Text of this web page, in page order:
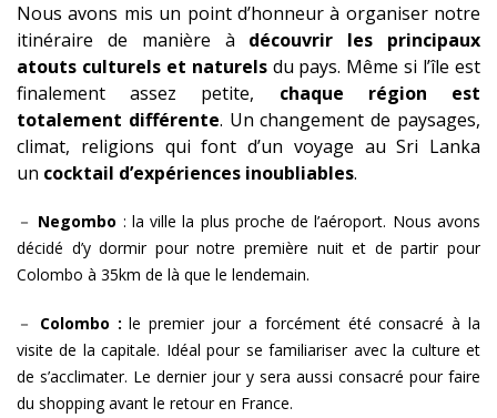
Nous avons mis un point d’honneur à organiser notre
itinéraire de manière à découvrir les principaux
atouts culturels et naturelsdu pays. Même si l’île est
finalement assez petite, chaque région est
totalement différente. Un changement de paysages,
climat, religions qui font d’un voyage au Sri Lanka
un cocktail d’expériences inoubliables.
－ Negombo : la ville la plus proche de l’aéroport. Nous avons
décidé d’y dormir pour notre première nuit et de partir pour
Colombo à 35km de là que le lendemain.
－ Colombo :le premier jour a forcément été consacré à la
visite de la capitale. Idéal pour se familiariser avec la culture et
de s’acclimater. Le dernier jour y sera aussi consacré pour faire
du shopping avant le retour en France.